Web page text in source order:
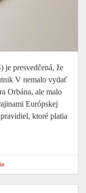
je presvedčená, že
V nemalo vydať
Orbána, ale malo
Európskej
ktoré platia